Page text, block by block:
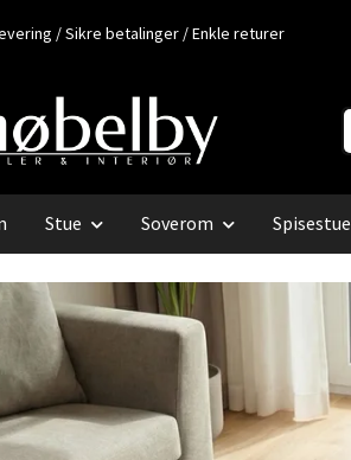
/ Sikre betalinger / Enkle returer
Stue Soverom Spisestue